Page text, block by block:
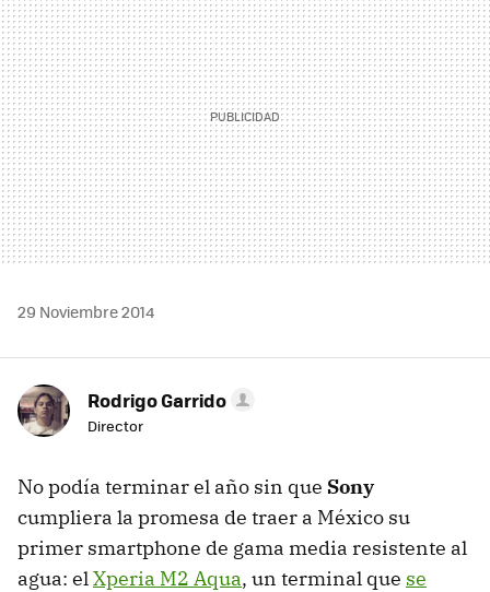
29 Noviembre 2014
Rodrigo Garrido
Director
No podía terminar el año sin que Sony
cumpliera la promesa de traer a México su
primer smartphone de gama media resistente al
agua: elXperia M2 Aqua, un terminal que se